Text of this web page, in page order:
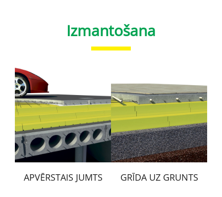
Izmantošana
APVĒRSTAIS JUMTS GRĪDA UZ GRUNTS